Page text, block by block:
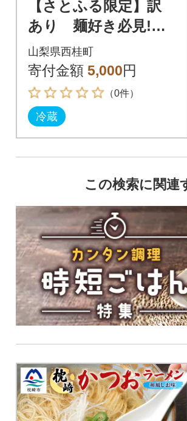
【さとふる限定】訳
あり 麺好き必見!老
舗製麺所の業務用つけ
麺セット 1袋5食分×
2P(合計10食分)
山梨県西桂町
寄付金額 5,000円
（0件）
冷蔵
この検索に関連